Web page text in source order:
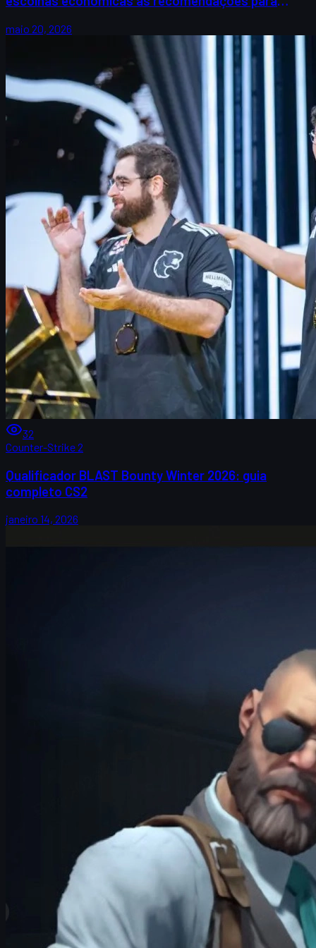
maio 20, 2026
32
Counter-Strike 2
Qualificador BLAST Bounty Winter 2026: guia
completo CS2
janeiro 14, 2026